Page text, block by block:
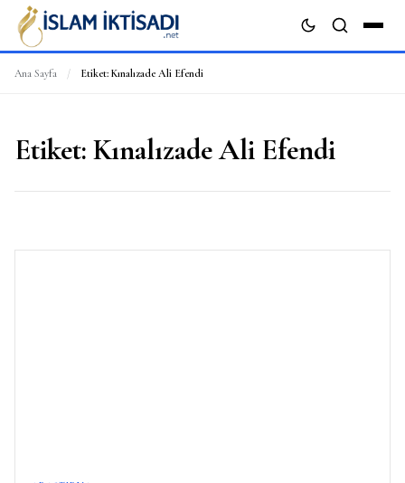
Ana Sayfa / Etiket: Kınalızade Ali Efendi
Etiket: Kınalızade Ali Efendi